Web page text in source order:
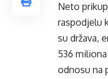
Neto
raspodjelu
su država,
536
odnosu na